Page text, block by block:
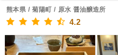
熊本県 / 菊陽町 / 原水 醤油醸造所
4.2